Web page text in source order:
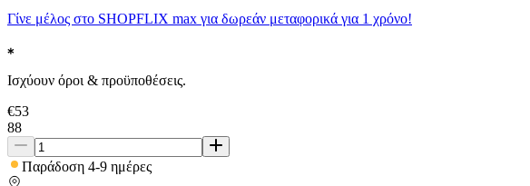
Γίνε μέλος στο SHOPFLIX max για δωρεάν μεταφορικά για 1 χρόνο!
Ισχύουν όροι & προϋποθέσεις.
€53
88
Παράδοση 4-9 ημέρες